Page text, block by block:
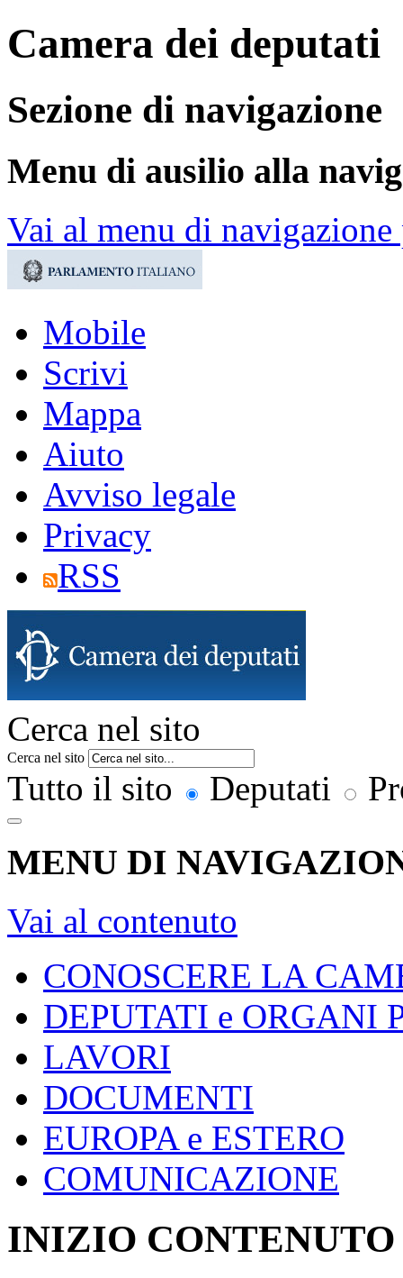
Camera dei deputati
Sezione di navigazione
Menu di ausilio alla
Vai al menu di
Mobile
Scrivi
Mappa
Aiuto
Avviso legale
Privacy
RSS
Cerca nel sito
Cerca nel sito
Tutto il sito Deputati
MENU DI
Vai al contenuto
CONOSCERE LA
DEPUTATI e ORGANI
LAVORI
DOCUMENTI
EUROPA e ESTERO
COMUNICAZIONE
INIZIO CONTENUTO